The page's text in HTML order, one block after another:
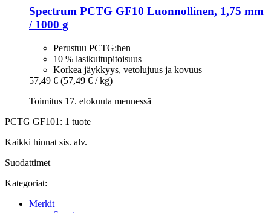
Spectrum PCTG GF10 Luonnollinen, 1,75 mm
/ 1000 g
Perustuu PCTG:hen
10 % lasikuitupitoisuus
Korkea jäykkyys, vetolujuus ja kovuus
57,49 € (57,49 € / kg)
Toimitus 17. elokuuta mennessä
PCTG GF101: 1 tuote
Kaikki hinnat sis. alv.
Suodattimet
Kategoriat:
Merkit